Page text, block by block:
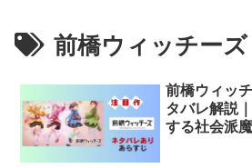
前橋ウィッチーズ
前橋ウィッ
タバレ解説
する社会派